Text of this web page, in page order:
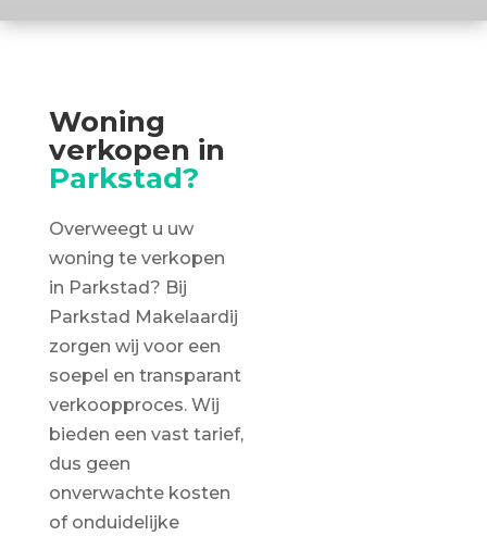
Woning
verkopen in
Parkstad?
Overweegt u uw
woning te verkopen
in Parkstad? Bij
Parkstad Makelaardij
zorgen wij voor een
soepel en transparant
verkoopproces. Wij
bieden een vast tarief,
dus geen
onverwachte kosten
of onduidelijke